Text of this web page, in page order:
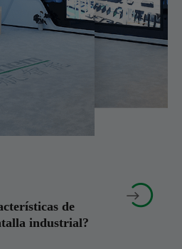
de
industrial?

